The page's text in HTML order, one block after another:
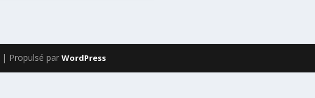
| Propulsé parWordPress